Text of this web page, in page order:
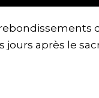
après le